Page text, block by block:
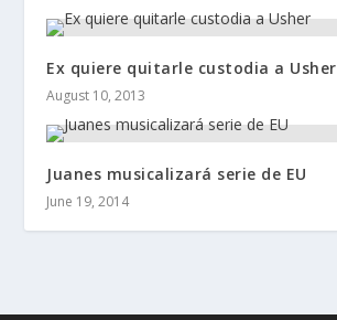
Ex quiere quitarle custodia a Usher
August 10, 2013
Juanes musicalizará serie de EU
June 19, 2014